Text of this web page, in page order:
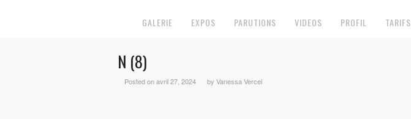
GALERIE EXPOS PARUTIONS VIDEOS PROFIL TARIFS
N (8)
Posted on avril 27, 2024 by Vanessa Vercel